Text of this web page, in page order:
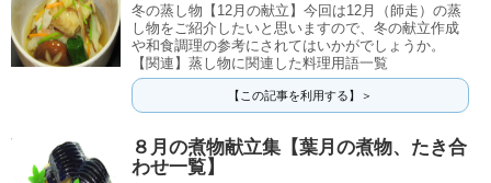
冬の蒸し物【12月の献立】今回は12月（師走）の蒸
し物をご紹介したいと思いますので、冬の献立作成
や和食調理の参考にされてはいかがでしょうか。
【関連】蒸し物に関連した料理用語一覧
【この記事を利用する】＞
８月の煮物献立集【葉月の煮物、たき合
わせ一覧】